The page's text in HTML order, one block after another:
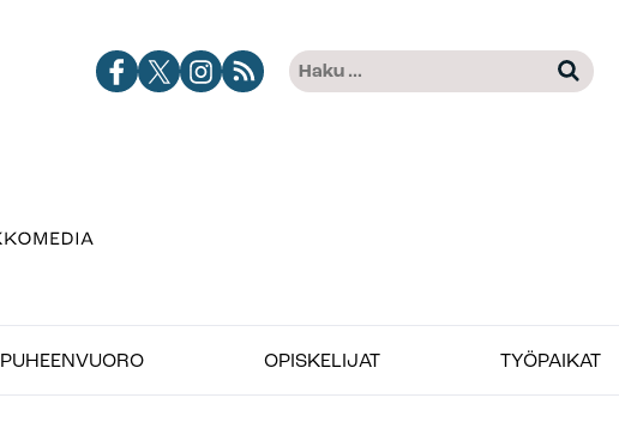
Jobimedian
Jobimedia
Jobimedia
Tilaa
Haku:
Kun tuloksia tulee, voit
PUHEENVUORO OPISKELIJAT TYÖPAIKAT